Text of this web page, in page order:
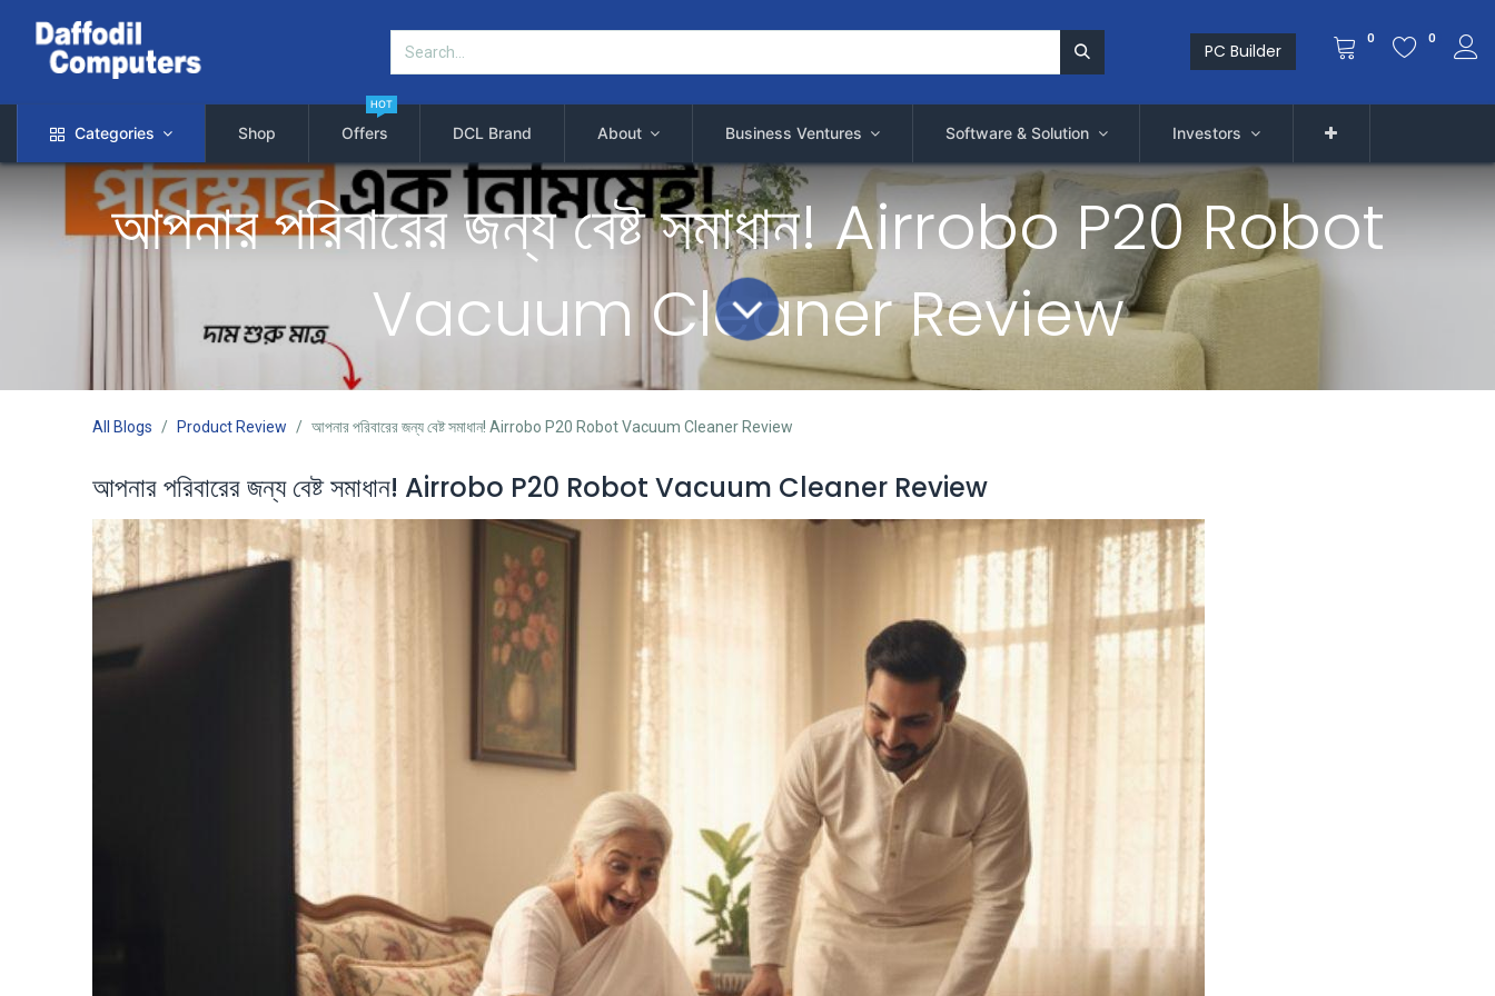
PC Builder
0 0
Categories Shop Offers
HOT
DCL Brand About Business Ventures Software & Solution Investors
আপনার পরিবারের জন্য বেষ্ট সমাধান! Airrobo P20 Robot
Vacuum Cleaner Review
All Blogs Product Review আপনার পরিবারের জন্য বেষ্ট সমাধান! Airrobo P20 Robot Vacuum Cleaner Review
আপনার পরিবারের জন্য বেষ্ট সমাধান! Airrobo P20 Robot Vacuum Cleaner Review